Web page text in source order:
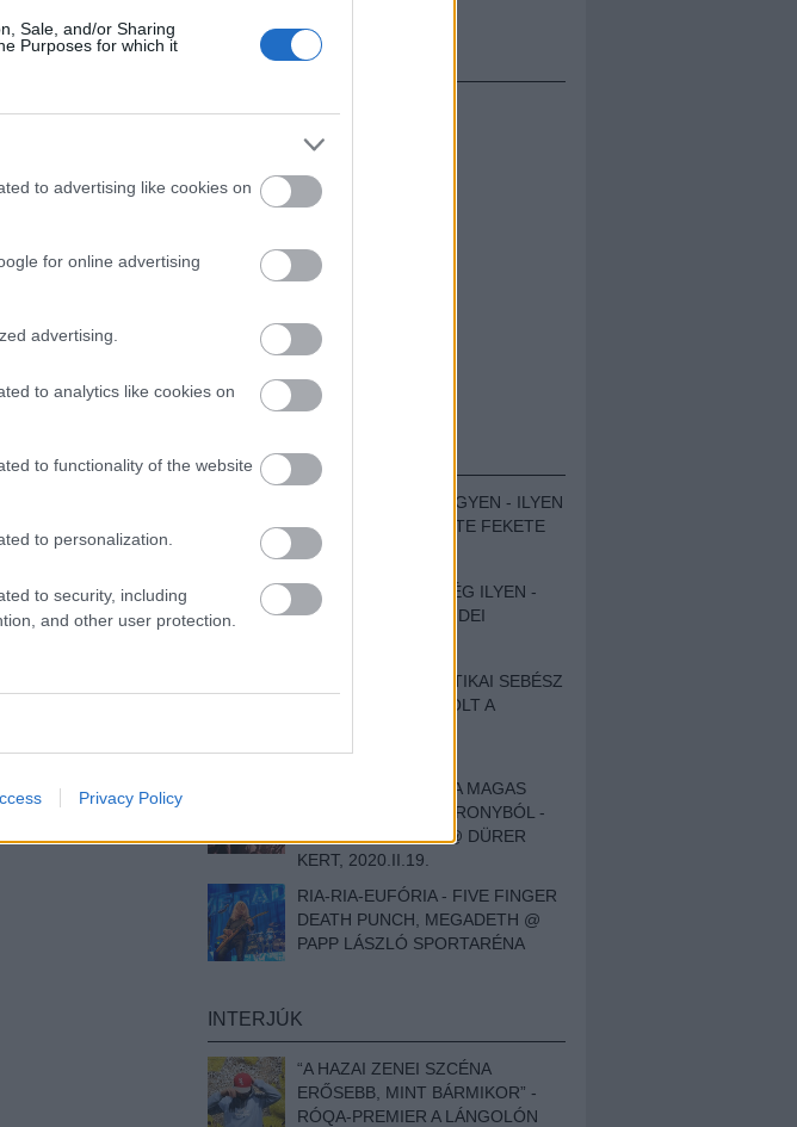
Sale, and/or Sharing
Purposes for which it
to advertising like cookies on
for online advertising
advertising.
to analytics like cookies on
to functionality of the website
to personalization.
to security, including
and other user protection.
Privacy Policy
HIRDETÉS
BESZÁMOLÓK
ZENÉS TÁBOR A HEGYEN - ILYEN
VOLT A VÍRUS SZÜLTE FEKETE
ZAJ FESZTIVÁL
SOHA NEM VOLT MÉG ILYEN -
BESZÁMOLÓNK AZ IDEI
EGY HALLÁSPLASZTIKAI SEBÉSZ
NAPLÓJA - ILYEN VOLT A
DOKUMENTUMFILM
MÉLY FÉRFIBÁNAT A MAGAS
ELEFÁNTCSONTTORONYBÓL -
LEPROUS, KLONE @ DÜRER
KERT, 2020.II.19.
RIA-RIA-EUFÓRIA - FIVE FINGER
DEATH PUNCH, MEGADETH @
PAPP LÁSZLÓ SPORTARÉNA
INTERJÚK
“A HAZAI ZENEI SZCÉNA
ERŐSEBB, MINT BÁRMIKOR” -
RÓQA-PREMIER A LÁNGOLÓN